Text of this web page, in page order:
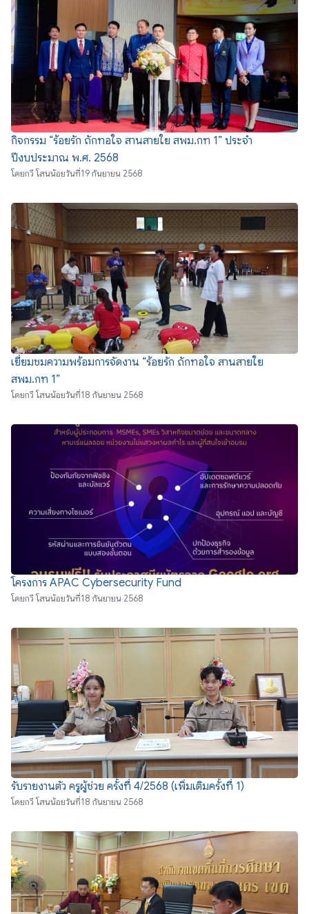
กิจกรรม “ร้อยรัก ถักทอใจ สานสายใย สพม.กท 1” ประจำ
ปีงบประมาณ พ.ศ. 2568
โดยกวี โสนน้อยวันที่19 กันยายน 2568
เยี่ยมชมความพร้อมการจัดงาน “ร้อยรัก ถักทอใจ สานสายใย
สพม.กท 1”
โดยกวี โสนน้อยวันที่18 กันยายน 2568
โครงการ APAC Cybersecurity Fund
โดยกวี โสนน้อยวันที่18 กันยายน 2568
รับรายงานตัว ครูผู้ช่วย ครั้งที่ 4/2568 (เพิ่มเติมครั้งที่ 1)
โดยกวี โสนน้อยวันที่18 กันยายน 2568